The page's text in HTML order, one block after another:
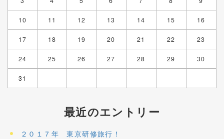
10 11 12 13 14 15 16
17 18 19 20 21 22 23
24 25 26 27 28 29 30
31
最近のエントリー
２０１７年 東京研修旅行！